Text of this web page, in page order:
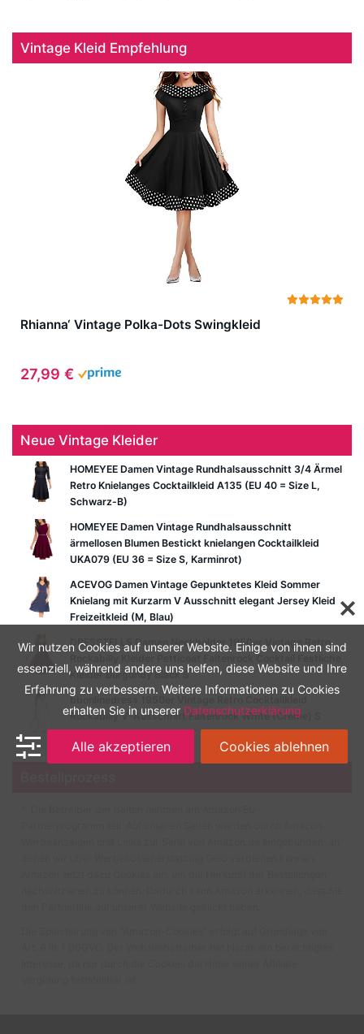
Vintage Kleid Empfehlung
Rhianna‘ Vintage Polka-Dots Swingkleid
27,99 €
Neue Vintage Kleider
HOMEYEE Damen Vintage Rundhalsausschnitt 3/4 Ärmel
Retro Knielanges Cocktailkleid A135 (EU 40 = Size L,
Schwarz-B)
HOMEYEE Damen Vintage Rundhalsausschnitt
ärmellosen Blumen Bestickt knielangen Cocktailkleid
UKA079 (EU 36 = Size S, Karminrot)
ACEVOG Damen Vintage Gepunktetes Kleid Sommer
Knielang mit Kurzarm V Ausschnitt elegant Jersey Kleid
Freizeitkleid (M, Blau)
DRESSTELLS Damen Neckholder 1950er Vintage Retro
Kleider Burgundy Black S
bbonlinedress 1950er Vintage Retro Cocktailkleid
Rockabilly V-Ausschnitt Faltenrock White (Creme) S
Wir nutzen Cookies auf unserer Website. Einige von ihnen sind
essenziell, während andere uns helfen, diese Website und Ihre
Erfahrung zu verbessern. Weitere Informationen zu Cookies
erhalten Sie in unserer Datenschutzerklärung
Alle akzeptieren Cookies ablehnen